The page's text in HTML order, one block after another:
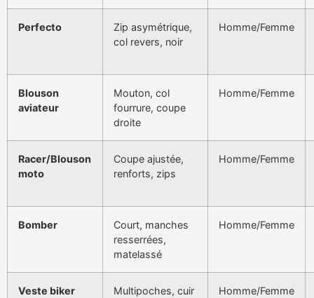
Perfecto
Zip asymétrique,
col revers, noir
Homme/Femme
Blouson
aviateur
Mouton, col
fourrure, coupe
droite
Homme/Femme
Racer/Blouson
moto
Coupe ajustée,
renforts, zips
Homme/Femme
Bomber
Court, manches
resserrées,
matelassé
Homme/Femme
Veste biker
Multipoches, cuir
Homme/Femme